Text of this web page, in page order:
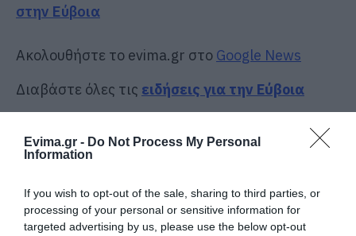
Evima.gr - Do Not Process My Personal
Information
If you wish to opt-out of the sale, sharing to third parties, or
processing of your personal or sensitive information for
targeted advertising by us, please use the below opt-out
στην Εύβοια
Ακολουθήστε το evima.gr στο Google News
Διαβάστε όλες τις ειδήσεις για την Εύβοια
για την
Ελλάδακαι τονΚόσμοστοevima.gr
ΕΙΔΗΣΕΙΣ ΕΥΒΟΙΑ
ΘΑΥΜΑ
ΡΟΗ ΕΙΔΗΣΕΩΝ